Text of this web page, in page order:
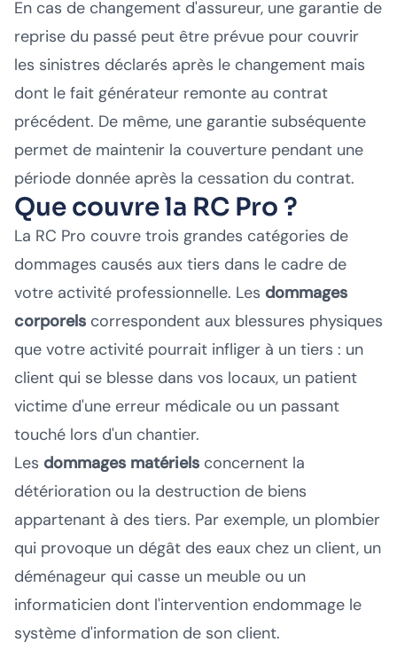
En cas de changement d'assureur, une garantie de
reprise du passé peut être prévue pour couvrir
les sinistres déclarés après le changement mais
dont le fait générateur remonte au contrat
précédent. De même, une garantie subséquente
permet de maintenir la couverture pendant une
période donnée après la cessation du contrat.
Que couvre la RC Pro ?
La RC Pro couvre trois grandes catégories de
dommages causés aux tiers dans le cadre de
votre activité professionnelle. Les dommages
corporels correspondent aux blessures physiques
que votre activité pourrait infliger à un tiers : un
client qui se blesse dans vos locaux, un patient
victime d'une erreur médicale ou un passant
touché lors d'un chantier.
Les dommages matériels concernent la
détérioration ou la destruction de biens
appartenant à des tiers. Par exemple, un plombier
qui provoque un dégât des eaux chez un client, un
déménageur qui casse un meuble ou un
informaticien dont l'intervention endommage le
système d'information de son client.